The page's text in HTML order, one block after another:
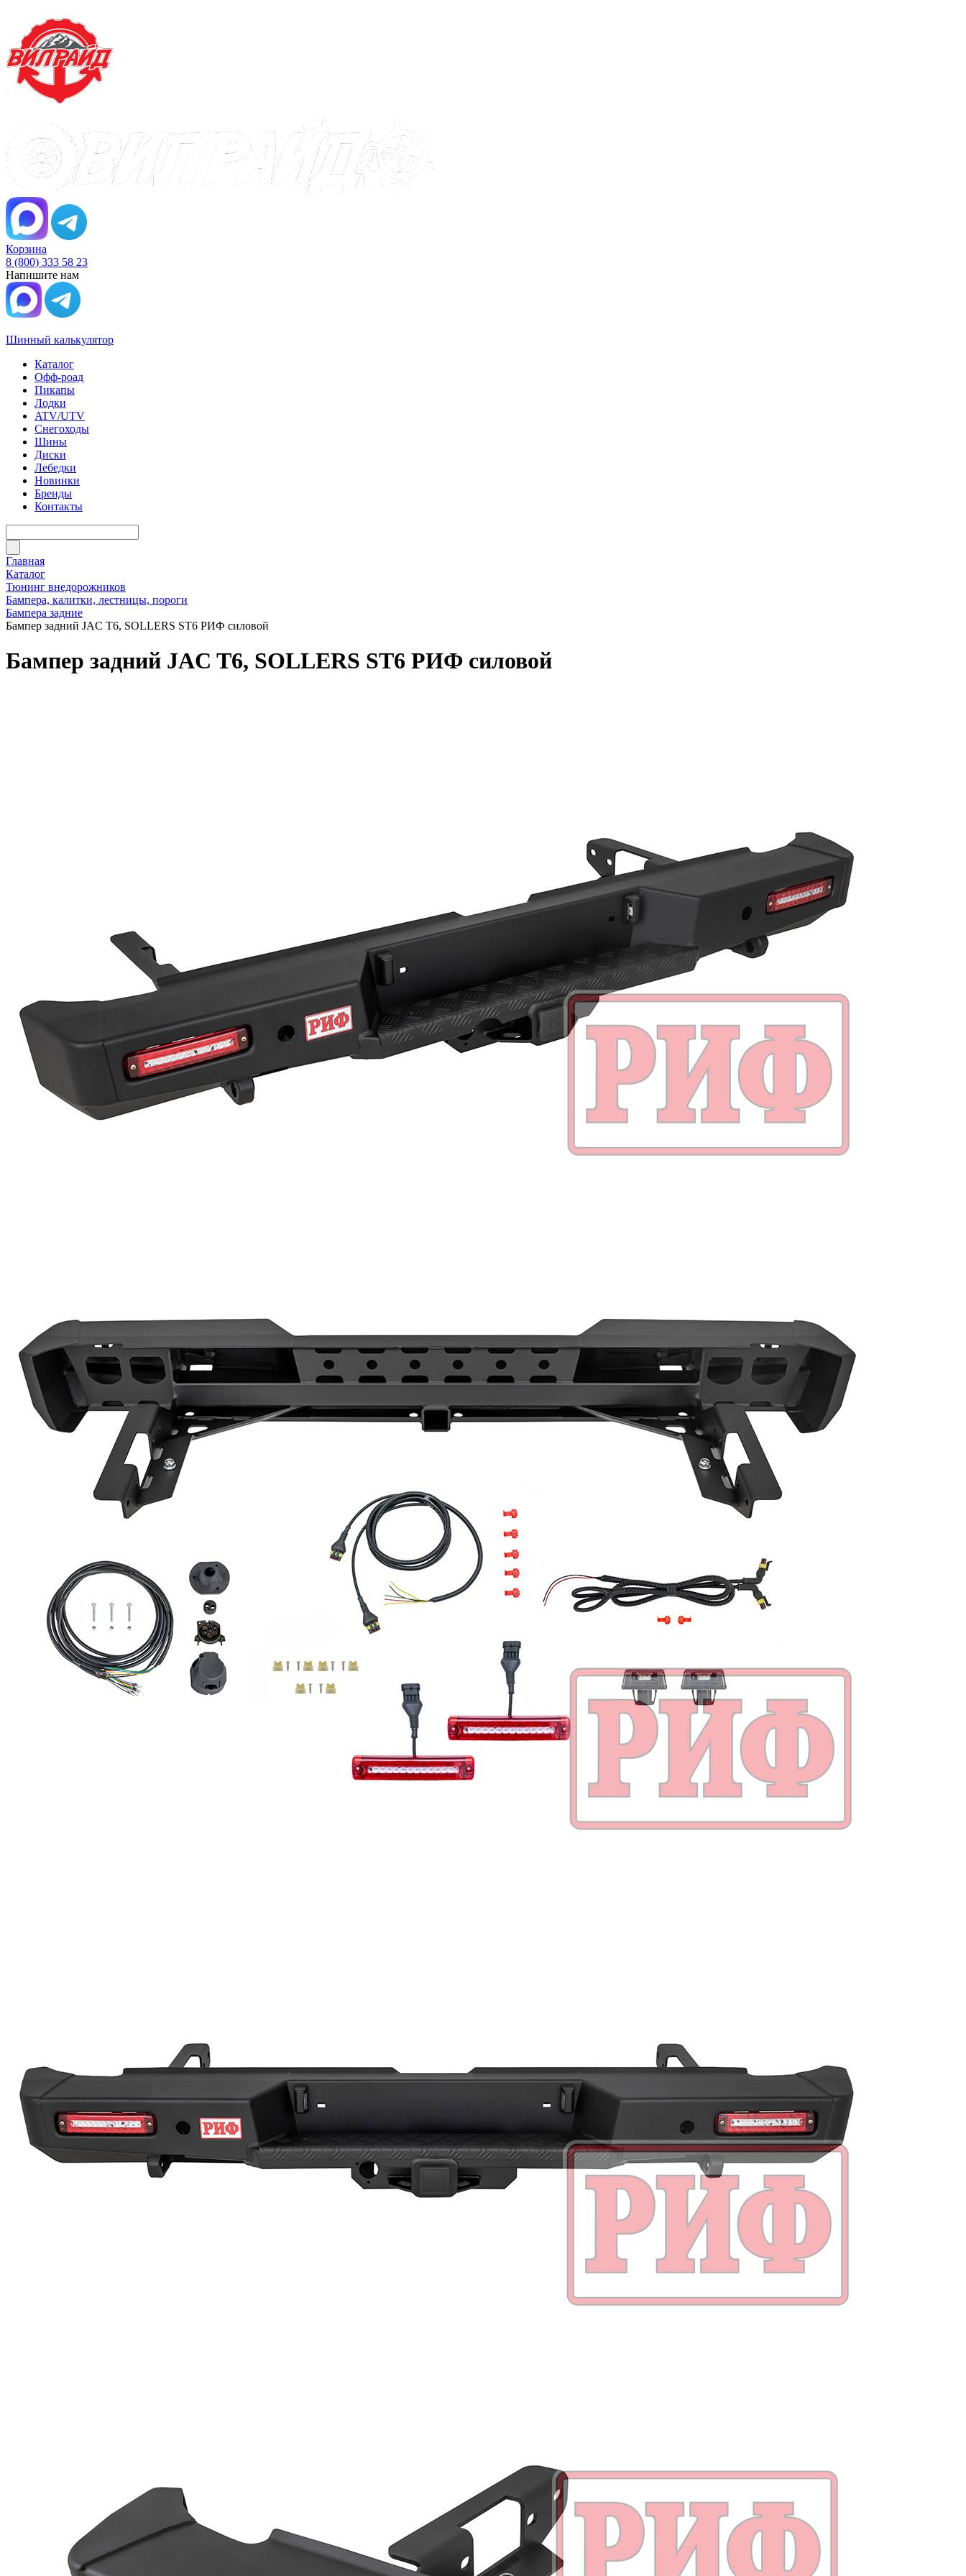
Корзина
8 (800) 333 58 23
Напишите нам
Шинный калькулятор
Каталог
Офф-роад
Пикапы
Лодки
ATV/UTV
Снегоходы
Шины
Диски
Лебедки
Новинки
Бренды
Контакты
Главная
Каталог
Тюнинг внедорожников
Бампера, калитки, лестницы, пороги
Бампера задние
Бампер задний JAC T6, SOLLERS ST6 РИФ силовой
Бампер задний JAC T6, SOLLERS ST6 РИФ силовой